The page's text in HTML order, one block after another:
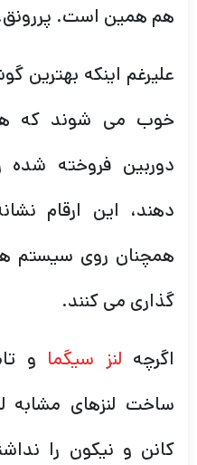
هم همین است.
علیرغم اینکه بهترین
خوب می شوند که
دوربین فروخته
دهند، این ارقام
همچنان روی سیستم
گذاری می کنند.
اگرچه لنز سیگما و
ساخت لنزهای مشابه
کانن و نیکون را